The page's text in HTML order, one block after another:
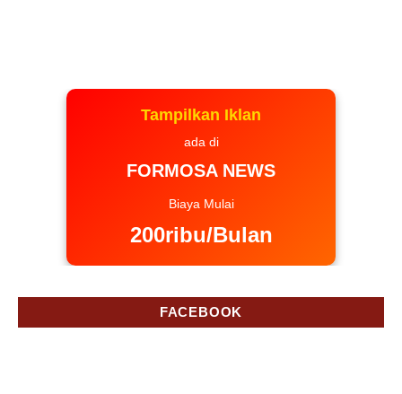
Tampilkan Iklan
ada di
FORMOSA NEWS
Biaya Mulai
200ribu/Bulan
FACEBOOK